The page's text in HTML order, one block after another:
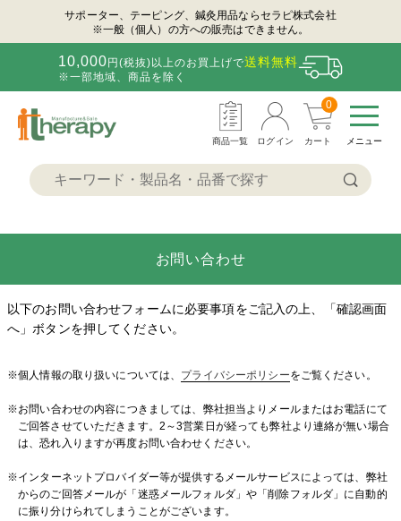
サポーター、テーピング、鍼灸用品ならセラピ株式会社
※一般（個人）の方への販売はできません。
10,000 円(税抜)以上のお買上げで送料無料
※一部地域、商品を除く
商品一覧 ログイン
0
カート メニュー
お問い合わせ
以下のお問い合わせフォームに必要事項をご記入の上、「確認画面
へ」ボタンを押してください。
※個人情報の取り扱いについては、 プライバシーポリシーをご覧ください。
※お問い合わせの内容につきましては、弊社担当よりメールまたはお電話にて
ご回答させていただきます。2～3営業日が経っても弊社より連絡が無い場合
は、恐れ入りますが再度お問い合わせください。
※インターネットプロバイダー等が提供するメールサービスによっては、弊社
からのご回答メールが「迷惑メールフォルダ」や「削除フォルダ」に自動的
に振り分けられてしまうことがございます。